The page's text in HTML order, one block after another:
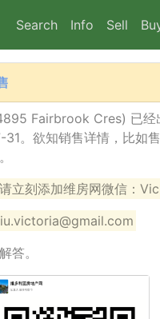
Search Info Sell
Fairbrook Cres) 已经
。欲知销售详情，比如
立刻添加维房网微信：
答。